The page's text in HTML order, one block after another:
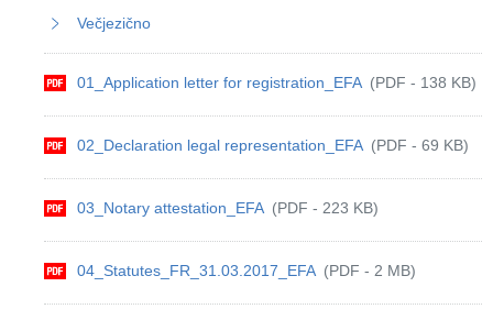
Večjezično
01_Application letter for registration_EFA (PDF - 138 KB)
02_Declaration legal representation_EFA (PDF - 69 KB)
03_Notary attestation_EFA (PDF - 223 KB)
04_Statutes_FR_31.03.2017_EFA (PDF - 2 MB)